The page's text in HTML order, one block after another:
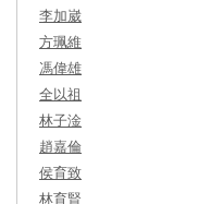
李加崴
方珮維
馮偉雄
全以祖
林子淦
趙嘉倫
侯育致
林育賢